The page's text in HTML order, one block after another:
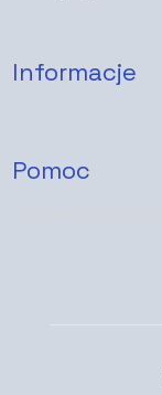
Informacje
Pomoc